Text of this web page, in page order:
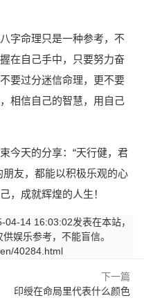
字命理只是一种参考，不
在自己手中，只要努力奋
要过分迷信命理，更不要
相信自己的智慧，用自己
今天的分享：“天行健，君
友，都能以积极乐观的心
，成就辉煌的人生！
14 16:03:02发表在本站，
娱乐参考，不能盲信。
40284.html
下一篇
印绶在命局里代表什么颜色